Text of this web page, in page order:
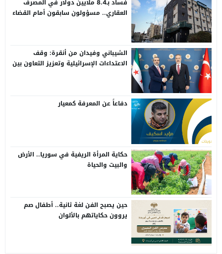
فساد بـ8.4 ملايين دولار في المصرف
العقاري.. مسؤولون سابقون أمام القضاء
الشيباني وفيدان من أنقرة: وقف
الاعتداءات الإسرائيلية وتعزيز التعاون بين
دفاعاً عن المعرفة كمعيار
حكاية المرأة الريفية في سوريا.. الأرض
والبيت والحياة
حين يصبح الفن لغة ثانية.. أطفال صم
يروون حكاياتهم بالألوان